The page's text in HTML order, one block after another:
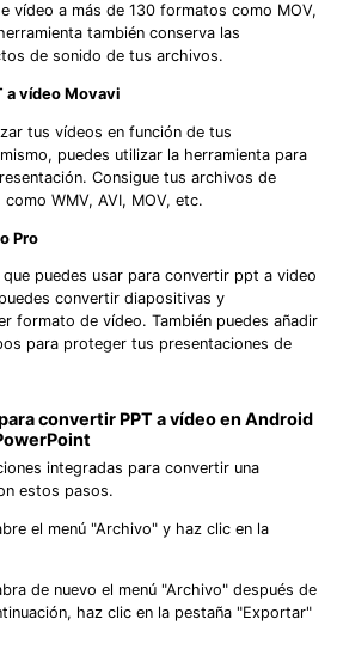
vídeo a más de 130 formatos como MOV,
también conserva las
de sonido de tus archivos.
a vídeo Movavi
tus vídeos en función de tus
puedes utilizar la herramienta para
Consigue tus archivos de
WMV, AVI, MOV, etc.
Pro
puedes usar para convertir ppt a video
convertir diapositivas y
formato de vídeo. También puedes añadir
para proteger tus presentaciones de
convertir PPT a vídeo en Android
integradas para convertir una
estos pasos.
el menú "Archivo" y haz clic en la
de nuevo el menú "Archivo" después de
haz clic en la pestaña "Exportar"